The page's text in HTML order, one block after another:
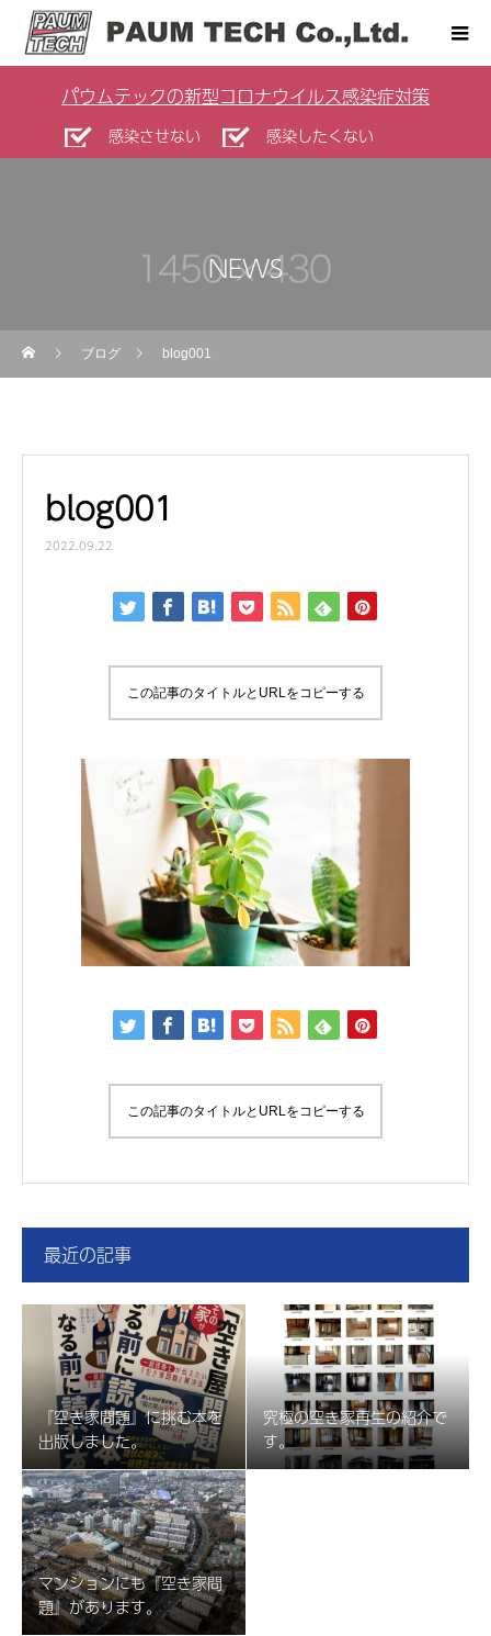
パウムテックの新型コロナウイルス感染症対策
感染させない 感染したくない
NEWS
ブログ blog001
blog001
2022.09.22
この記事のタイトルとURLをコピーする
この記事のタイトルとURLをコピーする
最近の記事
『空き家問題』に挑む本を
出版しました。
究極の空き家再生の紹介で
す。
マンションにも『空き家問
題』があります。